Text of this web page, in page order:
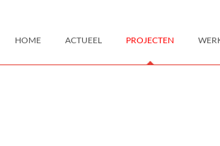
HOME ACTUEEL PROJECTEN